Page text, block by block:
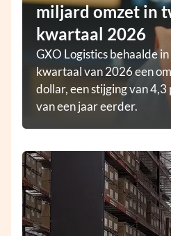
miljard omzet in
kwartaal 2026
GXO Logistics behaalde
kwartaal van 2026 een
dollar, een stijging van
van een jaar eerder.